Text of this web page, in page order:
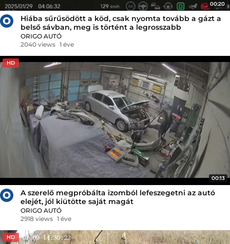
00:20
Hiába sűrűsödött a köd, csak nyomta tovább a gázt a
belső sávban, meg is történt a legrosszabb
ORIGO AUTÓ
2040 views 1 éve
HD
00:13
A szerelő megpróbálta izomból lefeszegetni az autó
elejét, jól kiütötte saját magát
ORIGO AUTÓ
2918 views 1 éve
HD